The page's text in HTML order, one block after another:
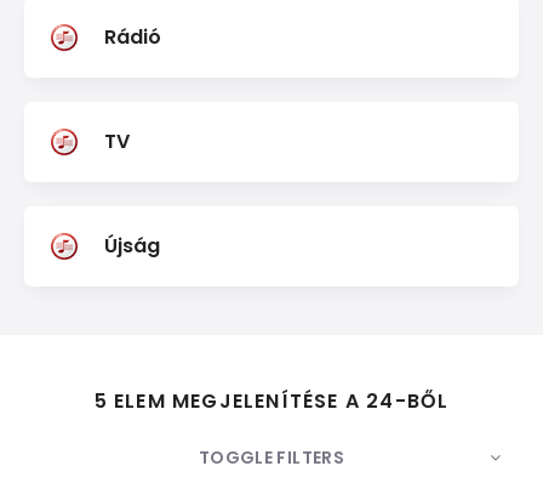
Rádió
TV
Újság
5 ELEM MEGJELENÍTÉSE A 24-BŐL
TOGGLE FILTERS